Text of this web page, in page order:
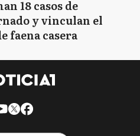
18 casos de
y vinculan el
faena casera